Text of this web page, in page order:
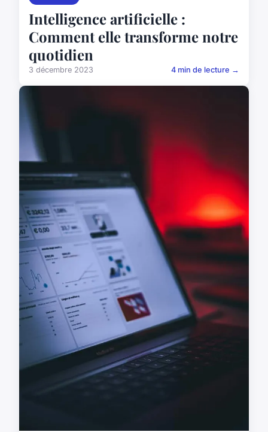
Intelligence artificielle :
Comment elle transforme notre
quotidien
3 décembre 2023 4 min de lecture →